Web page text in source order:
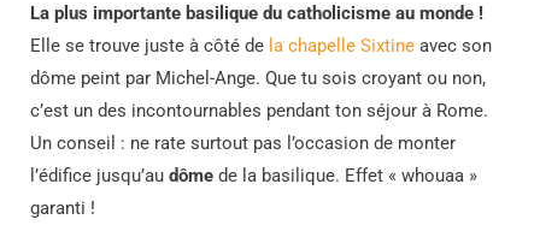
La plus importante basilique du catholicisme au monde !
Elle se trouve juste à côté de la chapelle Sixtine avec son
dôme peint par Michel-Ange. Que tu sois croyant ou non,
c’est un des incontournables pendant ton séjour à Rome.
Un conseil : ne rate surtout pas l’occasion de monter
l’édifice jusqu’au dôme de la basilique. Effet « whouaa »
garanti !